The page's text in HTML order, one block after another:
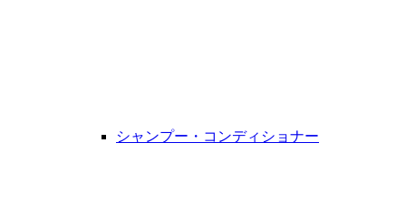
シャンプー・コンディショナー